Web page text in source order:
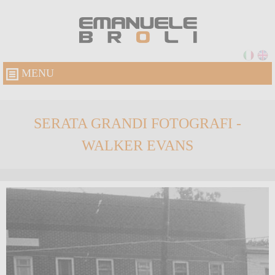
MENU
SERATA GRANDI FOTOGRAFI -
WALKER EVANS